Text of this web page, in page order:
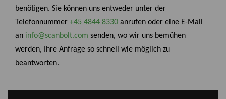
benötigen. Sie können uns entweder unter der
Telefonnummer +45 4844 8330 anrufen oder eine E-Mail
an info@scanbolt.com senden, wo wir uns bemühen
werden, Ihre Anfrage so schnell wie möglich zu
beantworten.